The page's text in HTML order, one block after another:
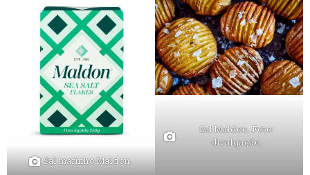
Sal marinho Maldon.
Sal Maldon. Foto:
divulgação.